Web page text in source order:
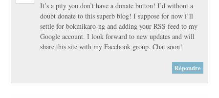
It’s a pity you don’t have a donate button! I’d without a
doubt donate to this superb blog! I suppose for now i’ll
settle for bokmikaro-ng and adding your RSS feed to my
Google account. I look forward to new updates and will
share this site with my Facebook group. Chat soon!
Répondre